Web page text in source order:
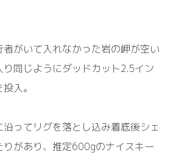
がいて入れなかった岩の岬が空い
同じようにダッドカット2.5イン
入。
ってリグを落とし込み着底後シェ
りがあり、推定600gのナイスキー